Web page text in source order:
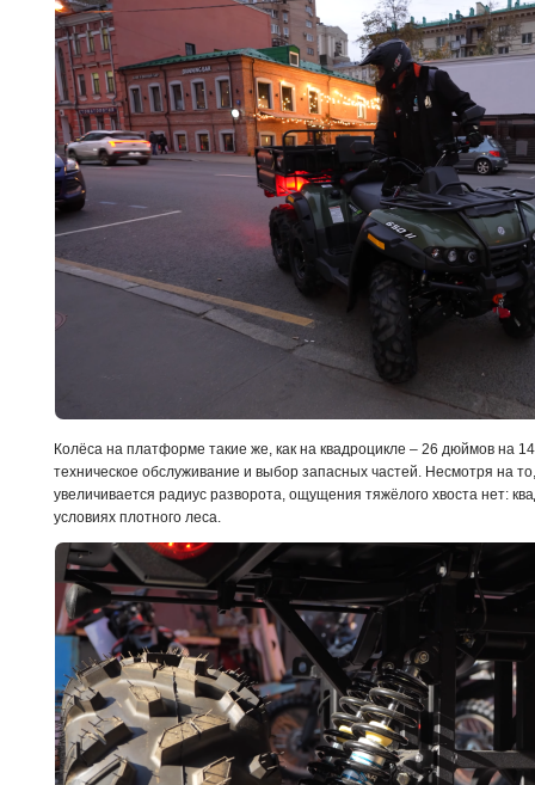
Колёса на платформе такие же, как на квадроцикле – 26 дюймов на
техническое обслуживание и выбор запасных частей. Несмотря на
увеличивается радиус разворота, ощущения тяжёлого хвоста нет:
условиях плотного леса.